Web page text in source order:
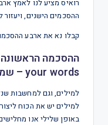
רואיס מציע לנו לאמץ
ההסכמים הישנים,
קבלו נא את ארבע
your words – שמרו על טוהר המילה
למילים, וגם למחשבות
למילים יש את הכוח
באופן שלילי אנו